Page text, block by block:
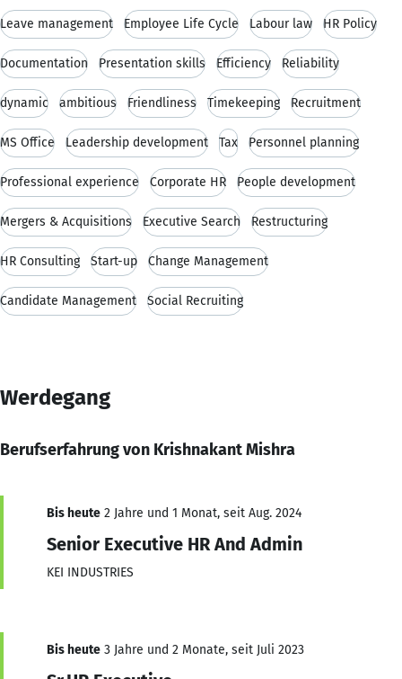
Leave management Employee Life Cycle Labour law HR Policy
Documentation Presentation skills Efficiency Reliability
dynamic ambitious Friendliness Timekeeping Recruitment
MS Office Leadership development Tax Personnel planning
Professional experience Corporate HR People development
Mergers & Acquisitions Executive Search Restructuring
HR Consulting Start-up Change Management
Candidate Management Social Recruiting
Werdegang
Berufserfahrung von Krishnakant Mishra
Bis heute 2 Jahre und 1 Monat, seit Aug. 2024
Senior Executive HR And Admin
KEI INDUSTRIES
Bis heute 3 Jahre und 2 Monate, seit Juli 2023